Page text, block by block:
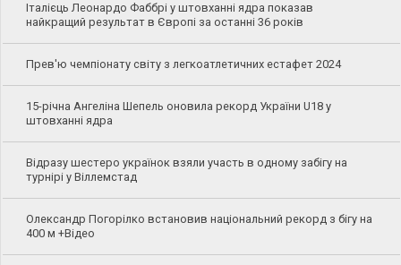
Італієць Леонардо Фаббрі у штовханні ядра показав
найкращий результат в Європі за останні 36 років
Прев'ю чемпіонату світу з легкоатлетичних естафет 2024
15-річна Ангеліна Шепель оновила рекорд України U18 у
штовханні ядра
Відразу шестеро українок взяли участь в одному забігу на
турнірі у Віллемстад
Олександр Погорілко встановив національний рекорд з бігу на
400 м +Відео